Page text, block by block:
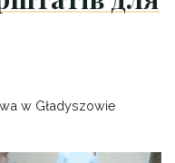
w Gładyszowie